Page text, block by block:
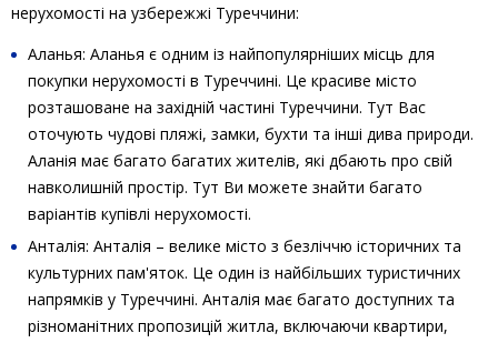
нерухомості на узбережжі Туреччини:
Аланья: Аланья є одним із найпопулярніших місць для
покупки нерухомості в Туреччині. Це красиве місто
розташоване на західній частині Туреччини. Тут Вас
оточують чудові пляжі, замки, бухти та інші дива природи.
Аланія має багато багатих жителів, які дбають про свій
навколишній простір. Тут Ви можете знайти багато
варіантів купівлі нерухомості.
Анталія: Анталія – велике місто з безліччю історичних та
культурних пам'яток. Це один із найбільших туристичних
напрямків у Туреччині. Анталія має багато доступних та
різноманітних пропозицій житла, включаючи квартири,